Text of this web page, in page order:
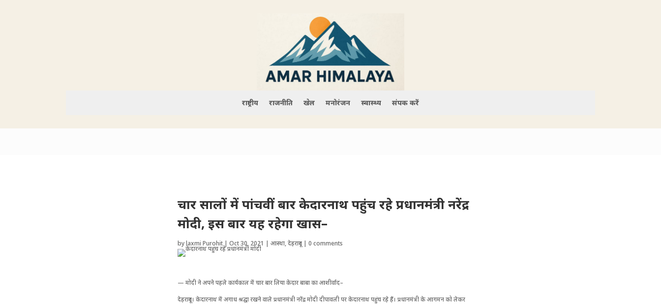
राष्ट्रीय राजनीति खेल मनोरंजन स्वास्थ्य संपर्क करें
चार सालों में पांचवीं बार केदारनाथ पहुंच रहे प्रधानमंत्री नरेंद्र
मोदी, इस बार यह रहेगा खास–
bylaxmi Purohit |Oct 30, 2021 |आस्था,देहरादून |0 comments
— मोदी ने अपने पहले कार्यकाल में चार बार लिया केदार बाबा का आशीर्वाद–
देहरादून। केदारनाथ में अगाध श्रद्घा रखने वाले प्रधानमंत्री नरेंद्र मोदी दीपावली पर ‌केदारनाथ पहुंच रहे हैं। प्रधानमंत्री के आगमन को लेकर